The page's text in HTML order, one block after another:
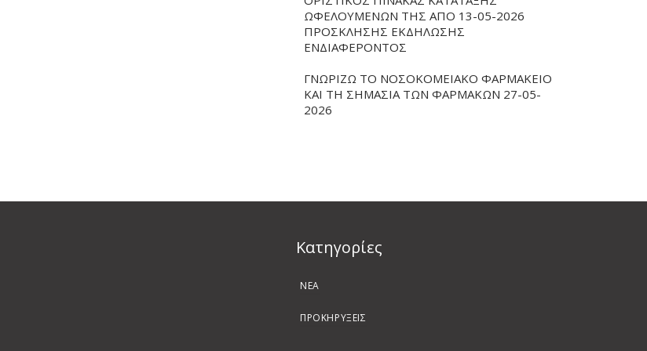
ΩΦΕΛΟΥΜΕΝΩΝ ΤΗΣ ΑΠΟ 13-05-2026
ΠΡΟΣΚΛΗΣΗΣ ΕΚΔΗΛΩΣΗΣ
ΕΝΔΙΑΦΕΡΟΝΤΟΣ
ΓΝΩΡΙΖΩ ΤΟ ΝΟΣΟΚΟΜΕΙΑΚΟ ΦΑΡΜΑΚΕΙΟ
ΚΑΙ ΤΗ ΣΗΜΑΣΙΑ ΤΩΝ ΦΑΡΜΑΚΩΝ 27-05-
2026
Kατηγορίες
ΝΕΑ
ΠΡΟΚΗΡΥΞΕΙΣ